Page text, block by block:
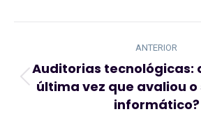
Navegação
post:
ANTERIOR
Artigo
anterior:
Auditorias tecnológicas:
última vez que avaliou
informático?